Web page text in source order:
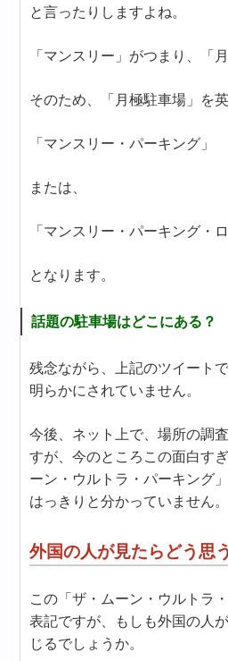
と言ったりしますよね。
「マンスリー」がつまり、「
そのため、「月極駐車場」を
「マンスリー・パーキング」
または、
「マンスリー・パーキング・ロ
となります。
話題の駐車場はどこにある？
残念ながら、上記のツイート
明らかにされていません。
今後、ネット上で、場所の調
すが、今のところこの面白す
ーン・ウルトラ・パーキング
はっきりと分かっていません。
外国の人が見たらどう思
この「ザ・ムーン・ウルトラ
表記ですが、もしも外国の人
じるでしょうか。